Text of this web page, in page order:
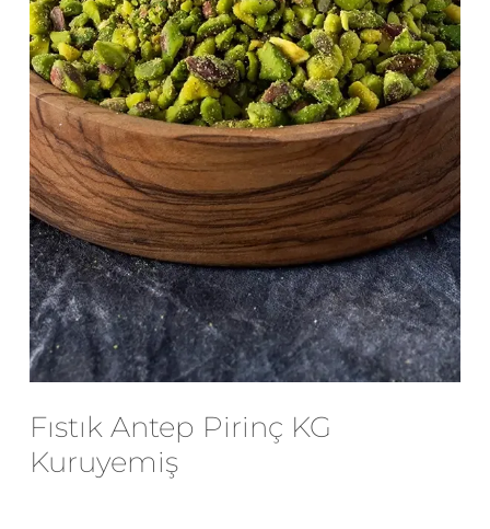
Fıstık Antep Pirinç KG
Kuruyemiş
E-posta*
Daha sonraki yorumlarımda
kullanılması için adım, e-posta adresim
ve site adresim bu tarayıcıya
kaydedilsin.